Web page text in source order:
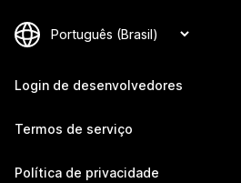
Login de desenvolvedores
Termos de serviço
Política de privacidade